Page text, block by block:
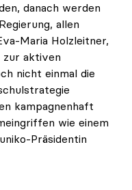
danach werden
allen
Maria Holzleitner,
aktiven
nicht einmal die
kampagnenhaft
wie einem
Präsidentin
irritiert über